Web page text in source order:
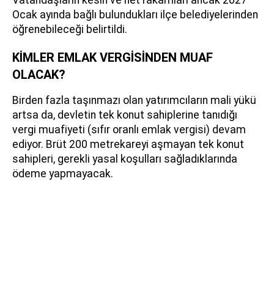
Ocak ayında bağlı bulundukları ilçe belediyelerinden
öğrenebileceği belirtildi.
KİMLER EMLAK VERGİSİNDEN MUAF
OLACAK?
Birden fazla taşınmazı olan yatırımcıların mali yükü
artsa da, devletin tek konut sahiplerine tanıdığı
vergi muafiyeti (sıfır oranlı emlak vergisi) devam
ediyor. Brüt 200 metrekareyi aşmayan tek konut
sahipleri, gerekli yasal koşulları sağladıklarında
ödeme yapmayacak.